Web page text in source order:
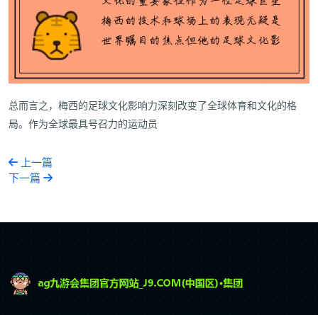
总而言之，梅西的足球文化影响力深刻改变了全球体育和文化的格
局。作为全球最具号召力的运动员
上一篇
下一篇